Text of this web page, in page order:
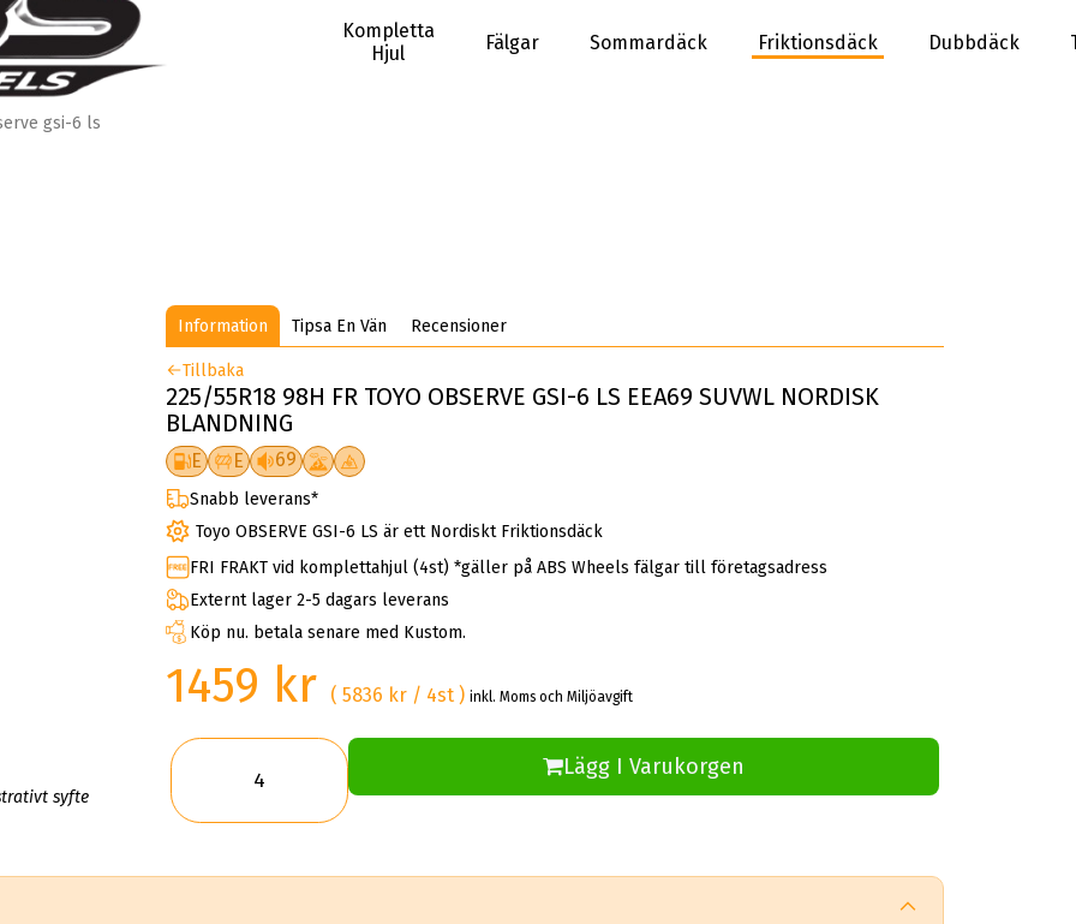
Kompletta
Hjul
Fälgar Sommardäck Friktionsdäck Dubbdäck
gsi-6 ls
syfte
Information Tipsa En Vän Recensioner
Tillbaka
225/55R18 98H FR TOYO OBSERVE GSI-6 LS EEA69 SUVWL NORDISK
BLANDNING
E E 69
Snabb leverans*
Toyo OBSERVE GSI-6 LS är ett Nordiskt Friktionsdäck
FRI FRAKT vid komplettahjul (4st) *gäller på ABS Wheels fälgar till företagsadress
Externt lager 2-5 dagars leverans
Köp nu. betala senare med Kustom.
1459 kr ( 5836 kr / 4st )inkl. Moms och Miljöavgift
Lägg I Varukorgen